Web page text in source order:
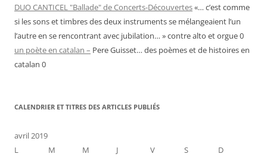
DUO CANTICEL "Ballade" de Concerts-Découvertes«… c’est comme
si les sons et timbres des deux instruments se mélangeaient l’un
l’autre en se rencontrant avec jubilation… » contre alto et orgue 0
un poète en catalan – Pere Guisset… des poèmes et de histoires en
catalan 0
CALENDRIER ET TITRES DES ARTICLES PUBLIÉS
avril 2019
L
M M J V S
D